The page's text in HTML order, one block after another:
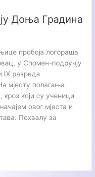
Доња Градина
пробоја логораша
у Спомен-подручју
IX разреда
мјесту полагања
кроз који су ученици
овог мјеста и
Похвалу за